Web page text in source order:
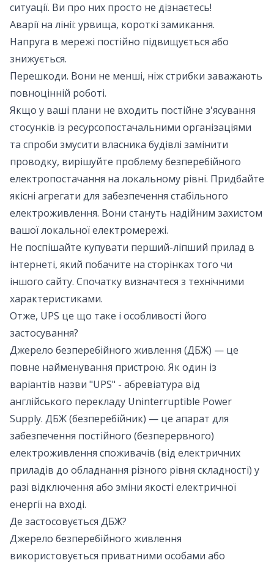
ситуації. Ви про них просто не дізнаєтесь!
Аварії на лінії: урвища, короткі замикання.
Напруга в мережі постійно підвищується або
знижується.
Перешкоди. Вони не менші, ніж стрибки заважають
повноцінній роботі.
Якщо у ваші плани не входить постійне з'ясування
стосунків із ресурсопостачальними організаціями
та спроби змусити власника будівлі замінити
проводку, вирішуйте проблему безперебійного
електропостачання на локальному рівні. Придбайте
якісні агрегати для забезпечення стабільного
електроживлення. Вони стануть надійним захистом
вашої локальної електромережі.
Не поспішайте купувати перший-ліпший прилад в
інтернеті, який побачите на сторінках того чи
іншого сайту. Спочатку визначтеся з технічними
характеристиками.
Отже, UPS це що таке і особливості його
застосування?
Джерело безперебійного живлення (ДБЖ) — це
повне найменування пристрою. Як один із
варіантів назви "UPS" - абревіатура від
англійського перекладу Uninterruptible Power
Supply. ДБЖ (безперебійник) — це апарат для
забезпечення постійного (безперервного)
електроживлення споживачів (від електричних
приладів до обладнання різного рівня складності) у
разі відключення або зміни якості електричної
енергії на вході.
Де застосовується ДБЖ?
Джерело безперебійного живлення
використовується приватними особами або